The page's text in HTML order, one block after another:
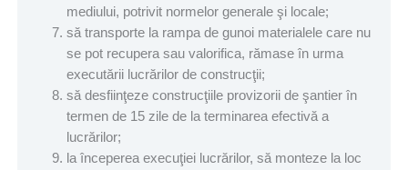
mediului, potrivit normelor generale şi locale;
să transporte la rampa de gunoi materialele care nu
se pot recupera sau valorifica, rămase în urma
executării lucrărilor de construcţii;
să desfiinţeze construcţiile provizorii de şantier în
termen de 15 zile de la terminarea efectivă a
lucrărilor;
la începerea execuţiei lucrărilor, să monteze la loc